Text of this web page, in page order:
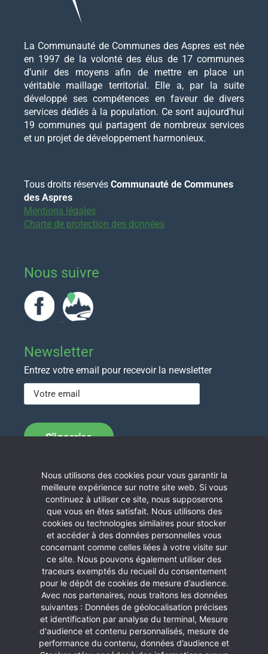
La Communauté de Communes des Aspres est née
en 1997 de la volonté des élus de 17 communes
d’unir des moyens afin de mettre en place un
véritable maillage territorial. Elle a, par la suite
développé ses compétences en faveur de divers
services dédiés à la population. Ce sont aujourd’hui
19 communes qui partagent de nombreux services
et un projet de développement harmonieux.
Tous droits réservés Communauté de Communes
des Aspres
Mentions légales
Charte de protection des données
Nous suivre
Newsletter
Entrez votre email pour recevoir la newsletter
Contactez nous
Communauté de Communes des Aspres
Allée Hector Capellayre
Immeuble C. Bourquin – BP 11
66 301 Thuir
Téléphone : 04 68 53 21 87
Horaires d’ouverture
du lundi au vendredi de 8h30 à 12h
et de 14h à 17h30
Nous utilisons des cookies pour vous garantir la
meilleure expérience sur notre site web. Si vous
continuez à utiliser ce site, nous supposerons
que vous en êtes satisfait. Nous utilisons des
cookies ou technologies similaires pour stocker
et accéder à des données personnelles vous
concernant comme celles liées à votre visite sur
ce site. Nous pouvons également utiliser des
traceurs exemptés du recueil du consentement
pour le dépôt de cookies de mesure d’audience.
Avec nos partenaires, nous traitons les données
suivantes : Données de géolocalisation précises
et identification par analyse du terminal, Mesure
d'audience et contenu personnalisés, mesure de
performance du contenu, données d’audience et